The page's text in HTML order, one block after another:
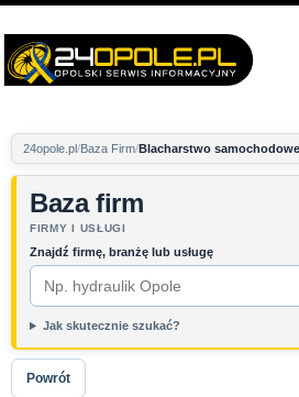
24opole.pl Baza Firm Blacharstwo samochodowe
Baza firm
FIRMY I USŁUGI
Znajdź firmę, branżę lub usługę
Jak skutecznie szukać?
Powrót